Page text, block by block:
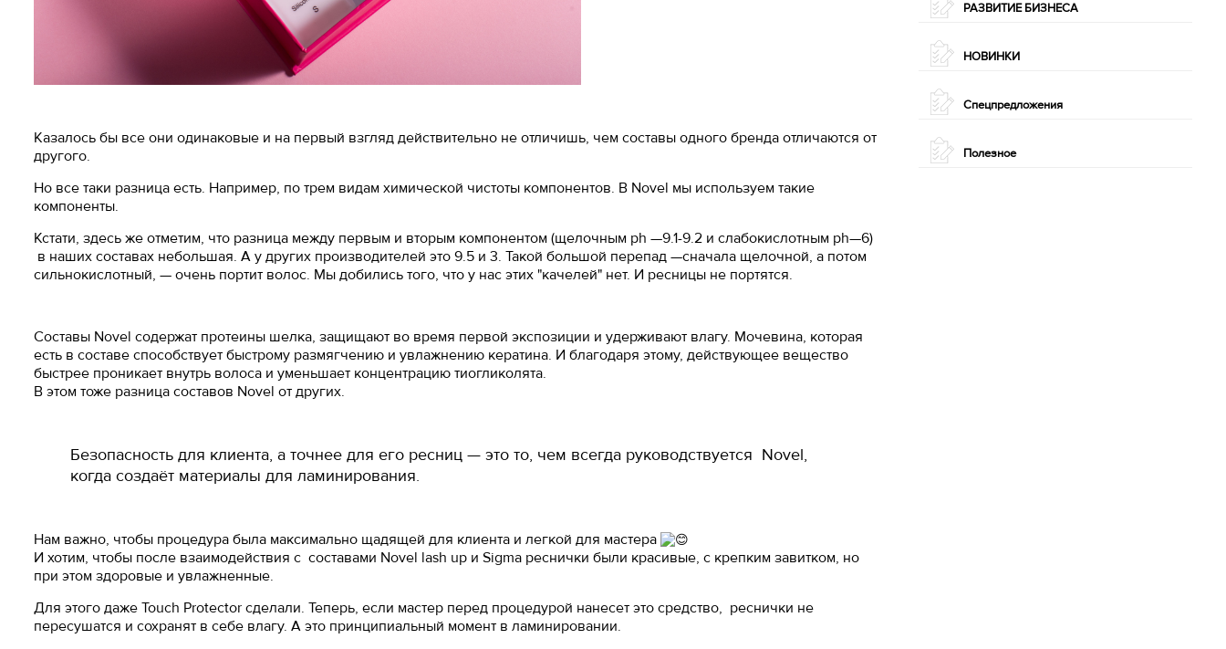
Казалось бы все они одинаковые и на первый взгляд действительно не отличишь, чем составы одного бренда отличаются от
другого.
Но все таки разница есть. Например, по трем видам химической чистоты компонентов. В Novel мы используем такие
компоненты.
Кстати, здесь же отметим, что разница между первым и вторым компонентом (щелочным ph —9.1-9.2 и слабокислотным ph—6)
в наших составах небольшая. А у других производителей это 9.5 и 3. Такой большой перепад —сначала щелочной, а потом
сильнокислотный, — очень портит волос. Мы добились того, что у нас этих "качелей" нет. И ресницы не портятся.
Составы Novel содержат протеины шелка, защищают во время первой экспозиции и удерживают влагу. Мочевина, которая
есть в составе способствует быстрому размягчению и увлажнению кератина. И благодаря этому, действующее вещество
быстрее проникает внутрь волоса и уменьшает концентрацию тиогликолята.
В этом тоже разница составов Novel от других.
Безопасность для клиента, а точнее для его ресниц — это то, чем всегда руководствуется Novel,
когда создаёт материалы для ламинирования.
Нам важно, чтобы процедура была максимально щадящей для клиента и легкой для мастера
И хотим, чтобы после взаимодействия с составами Novel lash up и Sigma реснички были красивые, с крепким завитком, но
при этом здоровые и увлажненные.
Для этого даже Touch Protector сделали. Теперь, если мастер перед процедурой нанесет это средство, реснички не
пересушатся и сохранят в себе влагу. А это принципиальный момент в ламинировании.
РАЗВИТИЕ БИЗНЕСА
НОВИНКИ
Спецпредложения
Полезное